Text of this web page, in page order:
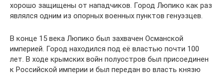
хорошо защищены от нападчиков. Город Люпико как раз
являлся одним из опорных военных пунктов генуэзцев.
В конце 15 века Люпико был захвачен Османской
империей. Город находился под её властью почти 100
лет. В ходе крымских войн полуостров был присоединен
к Российской империи и был передан во власть князю